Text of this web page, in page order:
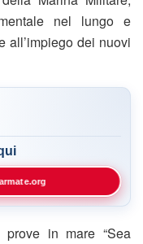
nel lungo e
all’impiego dei nuovi
in mare “Sea